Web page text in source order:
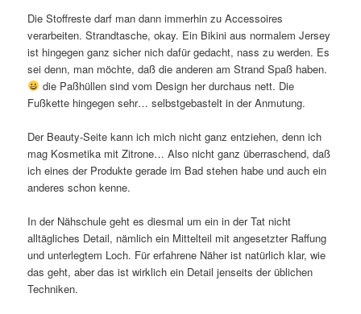
Die Stoffreste darf man dann immerhin zu Accessoires
verarbeiten. Strandtasche, okay. Ein Bikini aus normalem Jersey
ist hingegen ganz sicher nich dafür gedacht, nass zu werden. Es
sei denn, man möchte, daß die anderen am Strand Spaß haben.
die Paßhüllen sind vom Design her durchaus nett. Die
Fußkette hingegen sehr… selbstgebastelt in der Anmutung.
Der Beauty-Seite kann ich mich nicht ganz entziehen, denn ich
mag Kosmetika mit Zitrone… Also nicht ganz überraschend, daß
ich eines der Produkte gerade im Bad stehen habe und auch ein
anderes schon kenne.
In der Nähschule geht es diesmal um ein in der Tat nicht
alltägliches Detail, nämlich ein Mittelteil mit angesetzter Raffung
und unterlegtem Loch. Für erfahrene Näher ist natürlich klar, wie
das geht, aber das ist wirklich ein Detail jenseits der üblichen
Techniken.